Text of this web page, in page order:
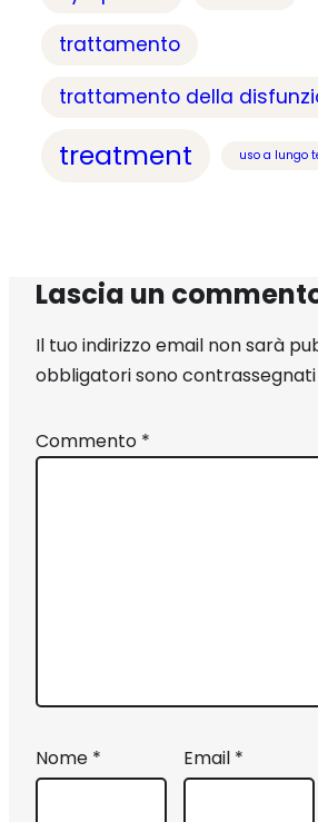
trattamento
trattamento della
treatment uso a lungo
Lascia un
Il tuo indirizzo email non sarà
obbligatori sono contrassegnati
Commento *
Nome * Email *